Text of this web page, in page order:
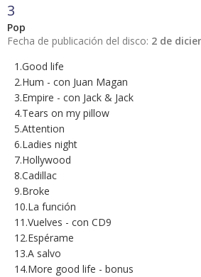
3
Pop
Fecha de publicación del disco: 2 de
1.Good life
2.Hum - con Juan Magan
3.Empire - con Jack & Jack
4.Tears on my pillow
5.Attention
6.Ladies night
7.Hollywood
8.Cadillac
9.Broke
10.La función
11.Vuelves - con CD9
12.Espérame
13.A salvo
14.More good life - bonus